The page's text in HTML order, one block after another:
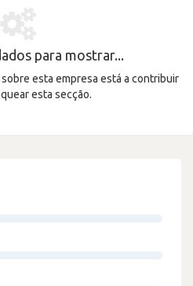
para mostrar...
esta empresa está a contribuir
esta secção.